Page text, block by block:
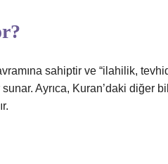
sahiptir ve “ilahilik,
Ayrıca, Kuran’daki diğer